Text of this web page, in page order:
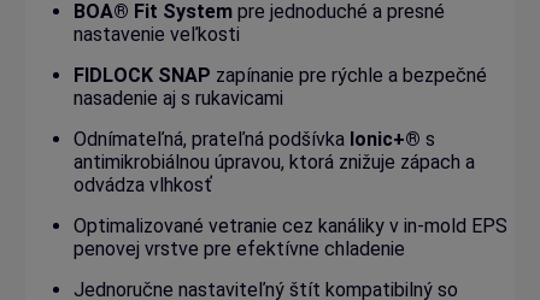
BOA® Fit System pre jednoduché a presné
nastavenie veľkosti
FIDLOCK SNAP zapínanie pre rýchle a bezpečné
nasadenie aj s rukavicami
Odnímateľná, prateľná podšívka Ionic+® s
antimikrobiálnou úpravou, ktorá znižuje zápach a
odvádza vlhkosť
Optimalizované vetranie cez kanáliky v in-mold EPS
penovej vrstve pre efektívne chladenie
Jednoručne nastaviteľný štít kompatibilný so